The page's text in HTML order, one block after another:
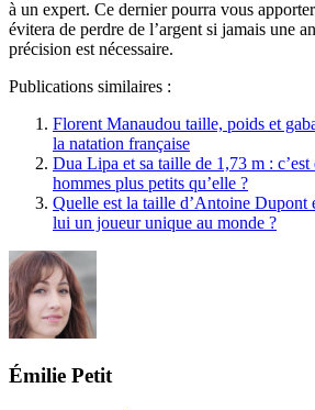
à un expert. Ce dernier pourra vous
évitera de perdre de l’argent si jamais une
précision est nécessaire.
Publications similaires :
Florent Manaudou taille, poids et
la natation française
Dua Lipa et sa taille de 1,73 m :
hommes plus petits qu’elle ?
Quelle est la taille d’Antoine Dupont
lui un joueur unique au monde ?
Émilie Petit